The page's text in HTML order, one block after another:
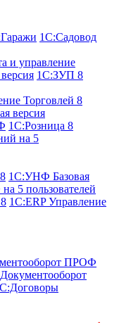
1С:Садовод
и управление
1С:ЗУП 8
Торговлей 8
версия
1С:Розница 8
на 5
1С:УНФ Базовая
5 пользователей
1С:ERP Управление
ПРОФ